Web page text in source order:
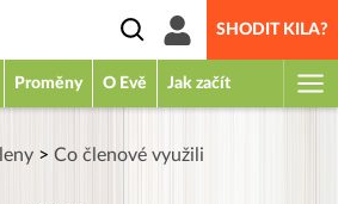
SHODIT KILA?
Proměny O Evě Jak začít
> Co členové využili